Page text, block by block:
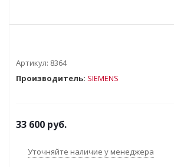
Артикул: 8364
Производитель: SIEMENS
33 600 руб.
Уточняйте наличие у менеджера